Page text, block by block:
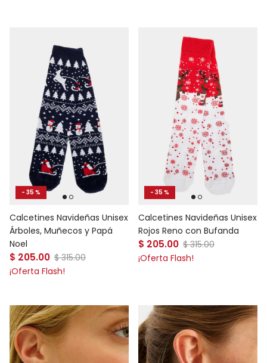
- 35 %
Calcetines Navideñas Unisex
Árboles, Muñecos y Papá
Noel
Precio de venta
$ 205.00 Precio normal
$ 315.00
¡Oferta Flash!
- 35 %
Calcetines Navideñas Unisex
Rojos Reno con Bufanda
Precio de venta
$ 205.00 Precio normal
$ 315.00
¡Oferta Flash!